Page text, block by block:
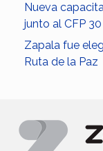
Nueva
junto al CFP 30
Zapala fue
Ruta de la Paz